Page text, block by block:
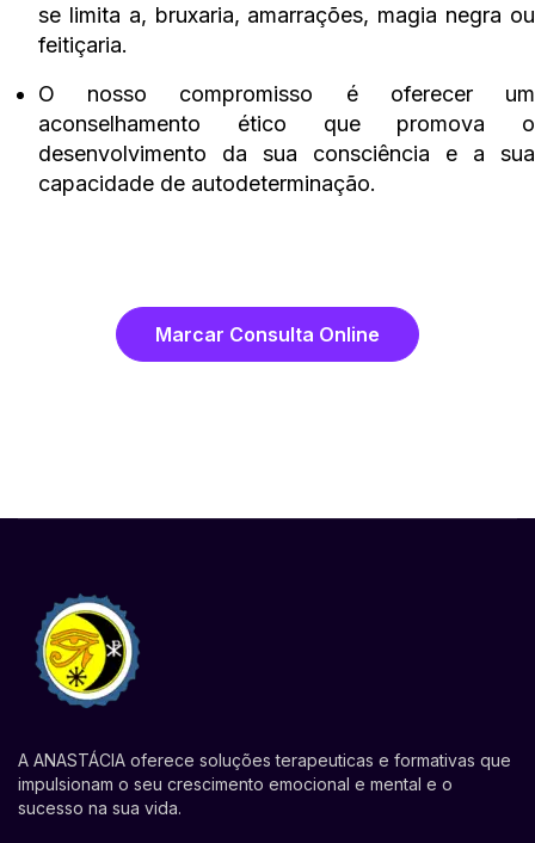
se limita a, bruxaria, amarrações, magia negra ou
feitiçaria.
O nosso compromisso é oferecer um
aconselhamento ético que promova o
desenvolvimento da sua consciência e a sua
capacidade de autodeterminação.
Marcar Consulta Online
A ANASTÁCIA oferece soluções terapeuticas e formativas que
impulsionam o seu crescimento emocional e mental e o
sucesso na sua vida.